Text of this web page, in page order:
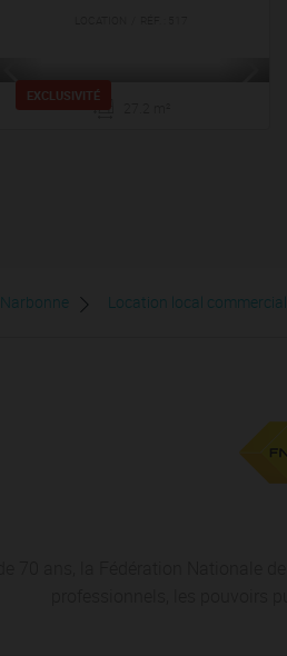
EXCLUSIVITÉ
Narbonne Location local commercial